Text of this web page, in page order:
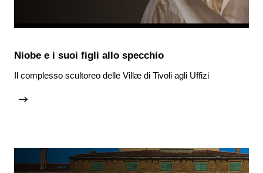
Niobe e i suoi figli allo specchio
Il complesso scultoreo delle Villæ di Tivoli agli Uffizi